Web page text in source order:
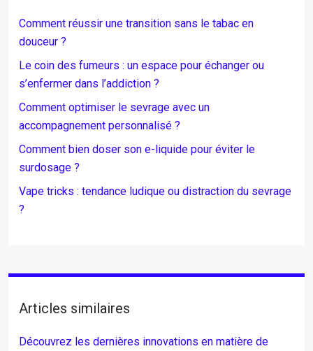
Comment réussir une transition sans le tabac en
douceur ?
Le coin des fumeurs : un espace pour échanger ou
s’enfermer dans l’addiction ?
Comment optimiser le sevrage avec un
accompagnement personnalisé ?
Comment bien doser son e-liquide pour éviter le
surdosage ?
Vape tricks : tendance ludique ou distraction du sevrage
?
Articles similaires
Découvrez les dernières innovations en matière de